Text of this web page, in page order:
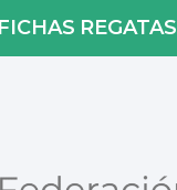
FICHAS REGATAS